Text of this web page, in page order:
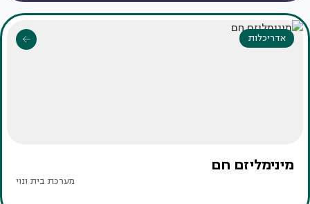
אדריכלות
מינימליזם חם
מערכת בית ונוי